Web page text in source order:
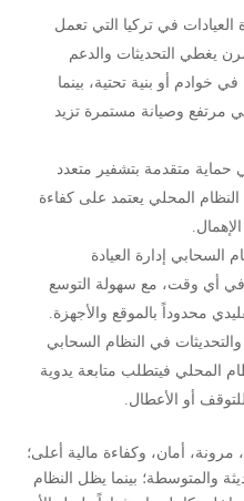
في تركيا التي تعمل
يغطي التحديثات والدعم
خوادم أو بنية تحتية، بينما
مرتفع وصيانة مستمرة تزيد
حماية متقدمة بتشفير متعدد
النظام المحلي يعتمد على كفاءة
السحابي إدارة العيادة
أي وقت، مع سهولة التوسع
محدوداً بالموقع والأجهزة.
في النظام السحابي
المحلي فيتطلب متابعة يدوية
أو الأعطال.
مرونة، أمان، وكفاءة مالية أعلى؛
والمتوسطة؛ بينما يظل النظام